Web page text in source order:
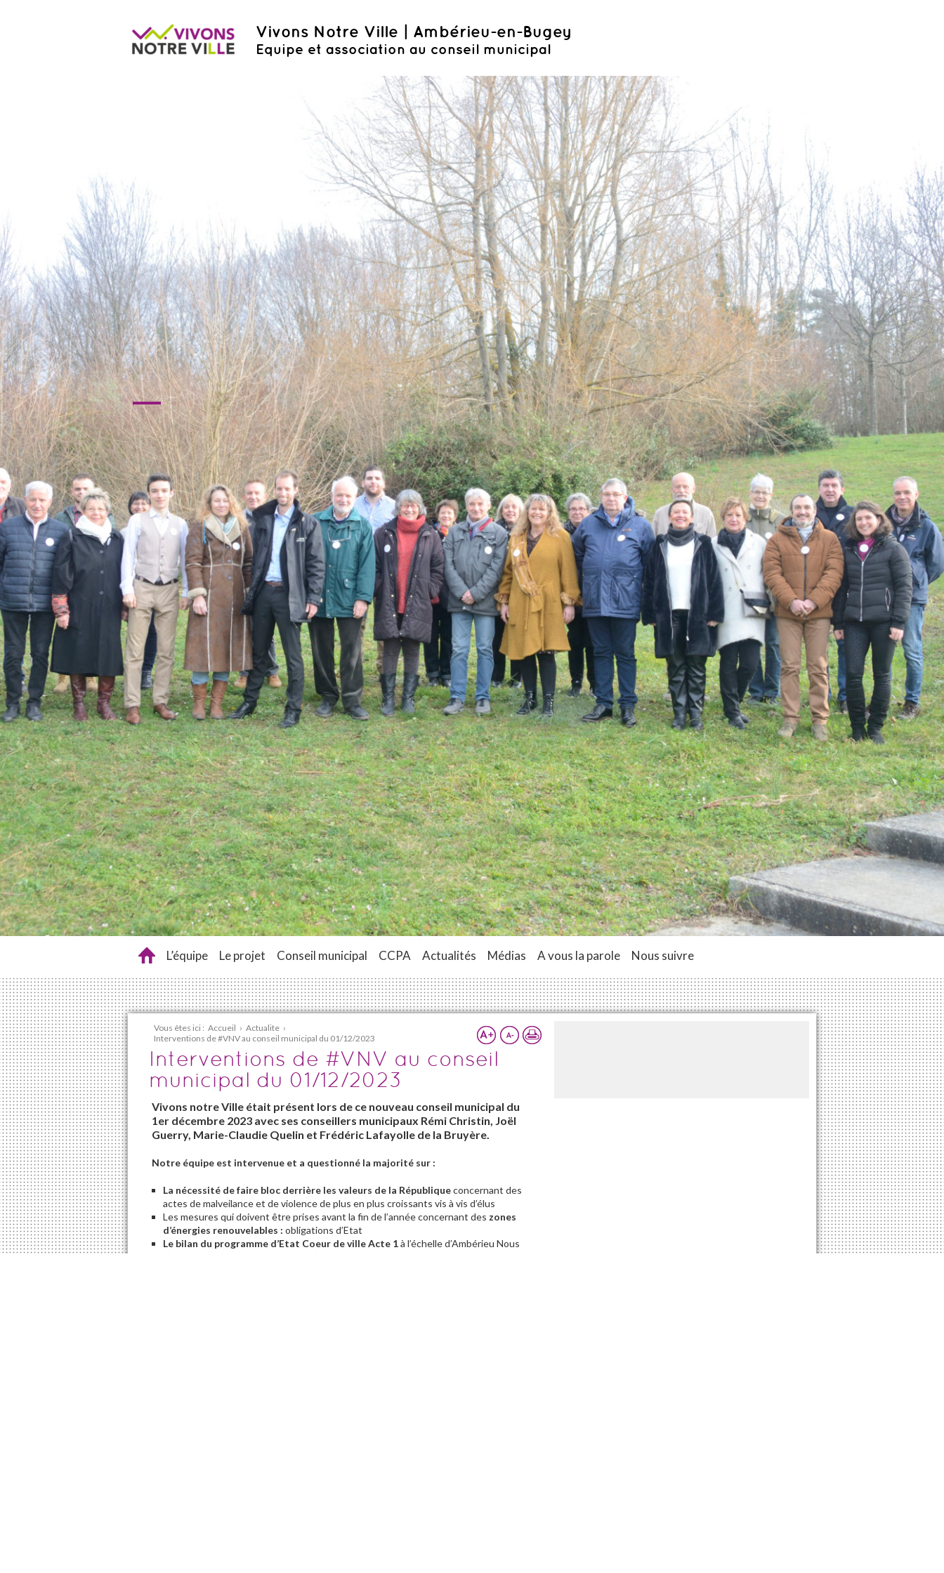
Vivons Notre Ville | Ambérieu-en-Bugey
Equipe et association au conseil municipal
L’équipe Le projet Conseil municipal CCPA Actualités Médias A vous la parole Nous suivre
Vous êtes ici : Accueil › Actualite ›
Interventions de #VNV au conseil municipal du 01/12/2023
Interventions de #VNV au conseil
municipal du 01/12/2023
Vivons notre Ville était présent lors de ce nouveau conseil municipal du
1er décembre 2023 avec ses conseillers municipaux Rémi Christin, Joël
Guerry, Marie-Claudie Quelin et Frédéric Lafayolle de la Bruyère.
Notre équipe est intervenue et a questionné la majorité sur :
La nécessité de faire bloc derrière les valeurs de la Républiqueconcernant des
actes de malveilance et de violence de plus en plus croissants vis à vis d’élus
Les mesures qui doivent être prises avant la fin de l’année concernant des zones
d’énergies renouvelables : obligations d’Etat
Le bilan du programme d’Etat Coeur de ville Acte 1à l’échelle d’Ambérieu Nous